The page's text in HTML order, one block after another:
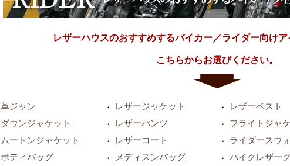
レザーハウスのおすすめするバイカー／ライダー向け
こちらからお選びください。
革ジャン ・ レザージャケット ・
レザーベスト
ダウンジャケット ・ レザーパンツ ・
フライトジャ
ムートンジャケット ・ レザーコート ・
ライダースウ
ボディバッグ ・ メディスンバッグ ・ バイクレザー